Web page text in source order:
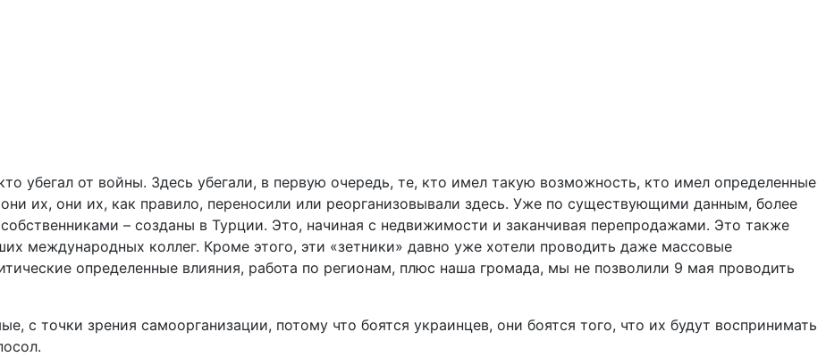
убегал от войны. Здесь убегали, в первую очередь, те, кто имел такую возможность, кто имел определенные
их, они их, как правило, переносили или реорганизовывали здесь. Уже по существующими данным, более
– созданы в Турции. Это, начиная с недвижимости и заканчивая перепродажами. Это также
международных коллег. Кроме этого, эти «зетники» давно уже хотели проводить даже массовые
определенные влияния, работа по регионам, плюс наша громада, мы не позволили 9 мая проводить
с точки зрения самоорганизации, потому что боятся украинцев, они боятся того, что их будут воспринимать